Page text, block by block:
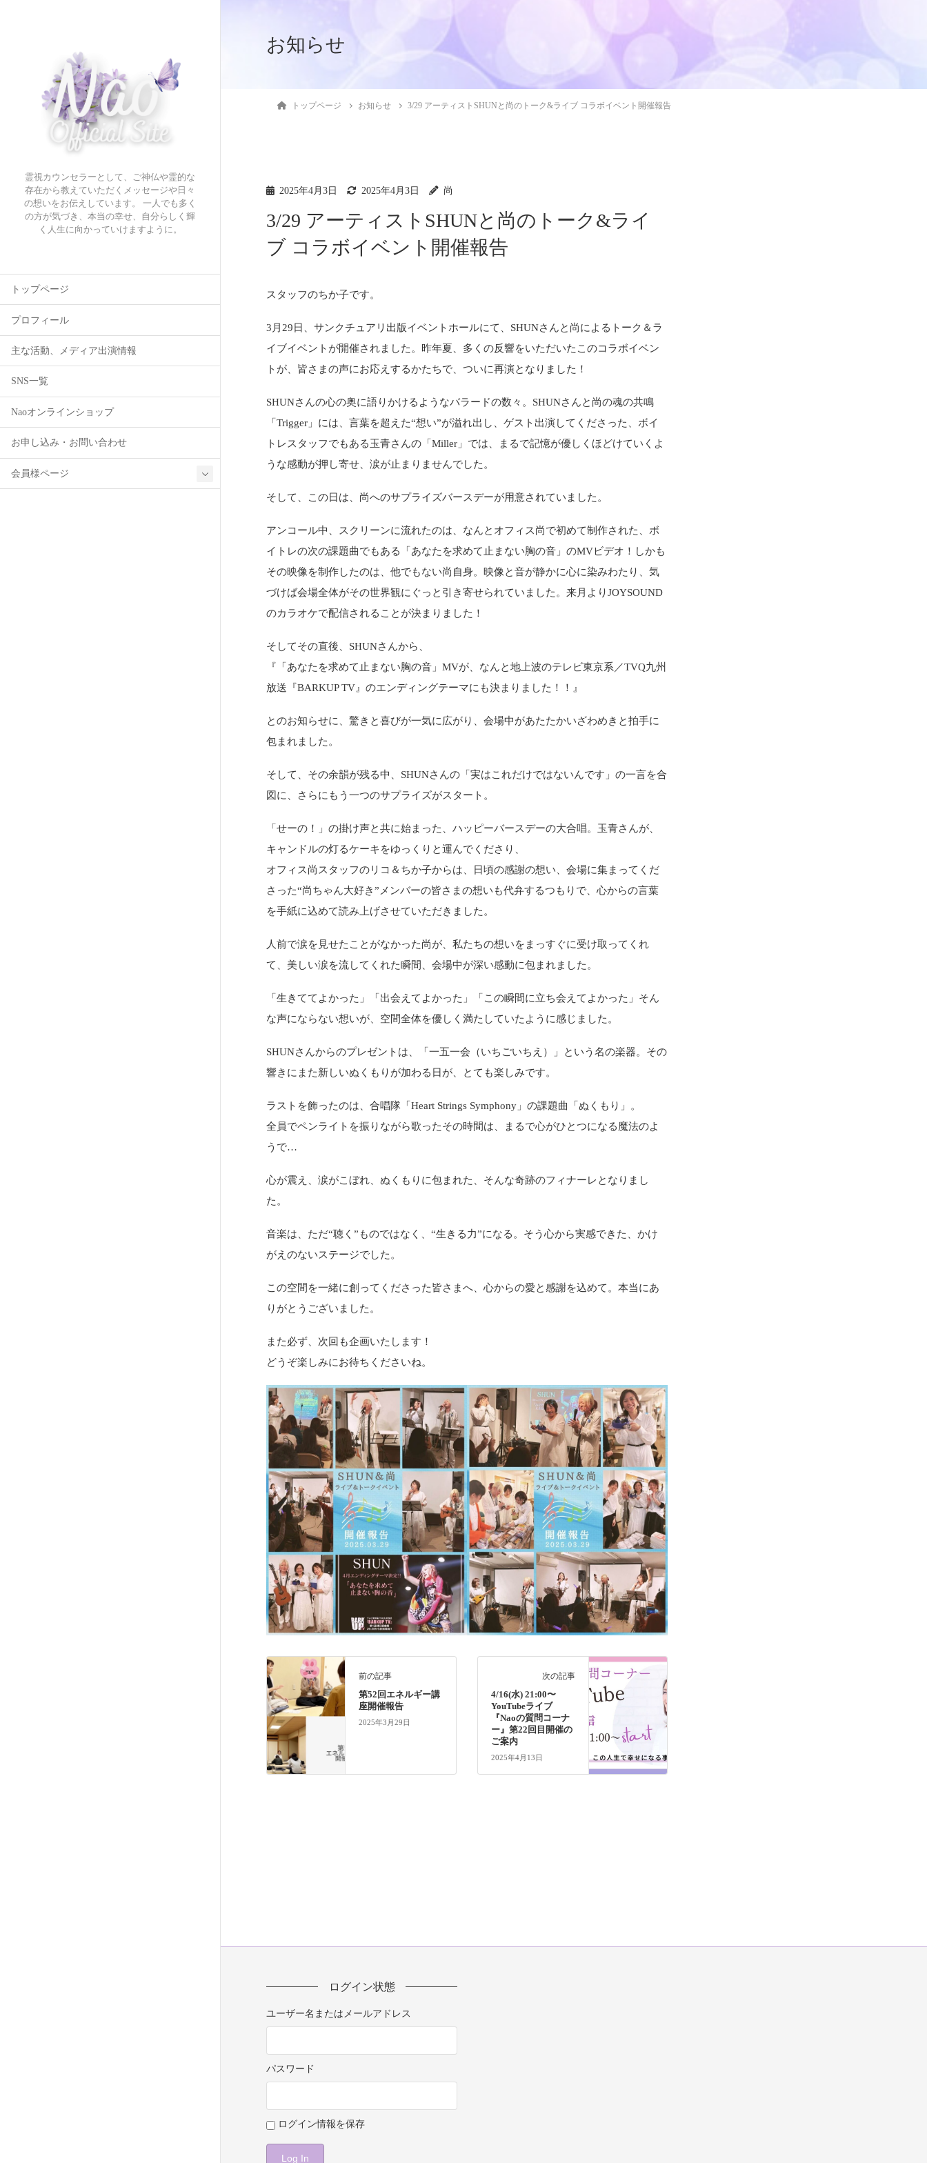
霊視カウンセラーとして、ご神仏や霊的な
存在から教えていただくメッセージや日々
の想いをお伝えしています。 一人でも多く
の方が気づき、本当の幸せ、自分らしく輝
く人生に向かっていけますように。
トップページ
プロフィール
主な活動、メディア出演情報
SNS一覧
Naoオンラインショップ
お申し込み・お問い合わせ
会員様ページ
お知らせ
トップページ お知らせ 3/29 アーティストSHUNと尚のトーク&ライブ コラボイベント開催報告
2025年4月3日 2025年4月3日 尚
3/29 アーティストSHUNと尚のトーク&ライ
ブ コラボイベント開催報告
スタッフのちか子です。
3月29日、サンクチュアリ出版イベントホールにて、SHUNさんと尚によるトーク＆ラ
イブイベントが開催されました。昨年夏、多くの反響をいただいたこのコラボイベン
トが、皆さまの声にお応えするかたちで、ついに再演となりました！
SHUNさんの心の奥に語りかけるようなバラードの数々。SHUNさんと尚の魂の共鳴
「Trigger」には、言葉を超えた“想い”が溢れ出し、ゲスト出演してくださった、ボイ
トレスタッフでもある玉青さんの「Miller」では、まるで記憶が優しくほどけていくよ
うな感動が押し寄せ、涙が止まりませんでした。
そして、この日は、尚へのサプライズバースデーが用意されていました。
アンコール中、スクリーンに流れたのは、なんとオフィス尚で初めて制作された、ボ
イトレの次の課題曲でもある「あなたを求めて止まない胸の音」のMVビデオ！しかも
その映像を制作したのは、他でもない尚自身。映像と音が静かに心に染みわたり、気
づけば会場全体がその世界観にぐっと引き寄せられていました。来月よりJOYSOUND
のカラオケで配信されることが決まりました！
そしてその直後、SHUNさんから、
『「あなたを求めて止まない胸の音」MVが、なんと地上波のテレビ東京系／TVQ九州
放送『BARKUP TV』のエンディングテーマにも決まりました！！』
とのお知らせに、驚きと喜びが一気に広がり、会場中があたたかいざわめきと拍手に
包まれました。
そして、その余韻が残る中、SHUNさんの「実はこれだけではないんです」の一言を合
図に、さらにもう一つのサプライズがスタート。
「せーの！」の掛け声と共に始まった、ハッピーバースデーの大合唱。玉青さんが、
キャンドルの灯るケーキをゆっくりと運んでくださり、
オフィス尚スタッフのリコ＆ちか子からは、日頃の感謝の想い、会場に集まってくだ
さった“尚ちゃん大好き”メンバーの皆さまの想いも代弁するつもりで、心からの言葉
を手紙に込めて読み上げさせていただきました。
人前で涙を見せたことがなかった尚が、私たちの想いをまっすぐに受け取ってくれ
て、美しい涙を流してくれた瞬間、会場中が深い感動に包まれました。
「生きててよかった」「出会えてよかった」「この瞬間に立ち会えてよかった」そん
な声にならない想いが、空間全体を優しく満たしていたように感じました。
SHUNさんからのプレゼントは、「一五一会（いちごいちえ）」という名の楽器。その
響きにまた新しいぬくもりが加わる日が、とても楽しみです。
ラストを飾ったのは、合唱隊「Heart Strings Symphony」の課題曲「ぬくもり」。
全員でペンライトを振りながら歌ったその時間は、まるで心がひとつになる魔法のよ
うで…
心が震え、涙がこぼれ、ぬくもりに包まれた、そんな奇跡のフィナーレとなりまし
た。
音楽は、ただ“聴く”ものではなく、“生きる力”になる。そう心から実感できた、かけ
がえのないステージでした。
この空間を一緒に創ってくださった皆さまへ、心からの愛と感謝を込めて。本当にあ
りがとうございました。
また必ず、次回も企画いたします！
どうぞ楽しみにお待ちくださいね。
前の記事
第52回エネルギー講
座開催報告
2025年3月29日
次の記事
4/16(水) 21:00〜
YouTubeライブ
『Naoの質問コーナ
ー』第22回目開催の
ご案内
2025年4月13日
ログイン状態
ユーザー名またはメールアドレス
パスワード
ログイン情報を保存